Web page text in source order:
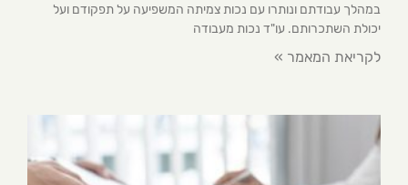
במהלך עבודתם ונותרו עם נכות צמיתה המשפיעה על תפקודם ועל
יכולת השתכרותם. עו"ד נכות מעבודה
לקריאת המאמר »